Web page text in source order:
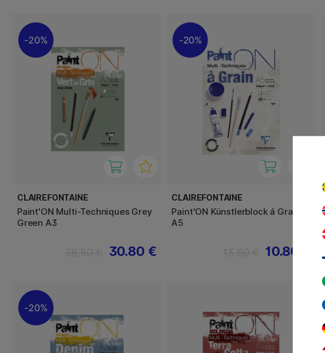
20%
CLAIREFONTAINE
Paint'ON Multi-Techniques Grey
Green A3
30.80 €
20%
CLAIREFONTAINE
Paint'ON Künstlerblock á Grain
A5
10.80 €
20%